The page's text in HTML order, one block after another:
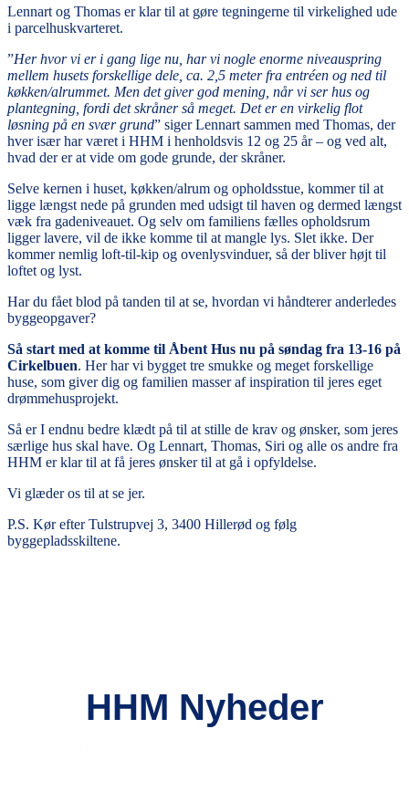
Lennart og Thomas er klar til at gøre tegningerne til virkelighed ude
i parcelhuskvarteret.
”Her hvor vi er i gang lige nu, har vi nogle enorme niveauspring
mellem husets forskellige dele, ca. 2,5 meter fra entréen og ned til
køkken/alrummet. Men det giver god mening, når vi ser hus og
plantegning, fordi det skråner så meget. Det er en virkelig flot
løsning på en svær grund” siger Lennart sammen med Thomas, der
hver især har været i HHM i henholdsvis 12 og 25 år – og ved alt,
hvad der er at vide om gode grunde, der skråner.
Selve kernen i huset, køkken/alrum og opholdsstue, kommer til at
ligge længst nede på grunden med udsigt til haven og dermed længst
væk fra gadeniveauet. Og selv om familiens fælles opholdsrum
ligger lavere, vil de ikke komme til at mangle lys. Slet ikke. Der
kommer nemlig loft-til-kip og ovenlysvinduer, så der bliver højt til
loftet og lyst.
Har du fået blod på tanden til at se, hvordan vi håndterer anderledes
byggeopgaver?
Så start med at komme til Åbent Hus nu på søndag fra 13-16 på
Cirkelbuen. Her har vi bygget tre smukke og meget forskellige
huse, som giver dig og familien masser af inspiration til jeres eget
drømmehusprojekt.
Så er I endnu bedre klædt på til at stille de krav og ønsker, som jeres
særlige hus skal have. Og Lennart, Thomas, Siri og alle os andre fra
HHM er klar til at få jeres ønsker til at gå i opfyldelse.
Vi glæder os til at se jer.
P.S. Kør efter Tulstrupvej 3, 3400 Hillerød og følg
byggepladsskiltene.
HHM Nyheder